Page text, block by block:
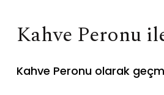
Kahve Peronu
Kahve Peronu olarak